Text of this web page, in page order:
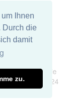
Ihnen
Durch die
damit
zu.
Haftung für die
DDDEasy 2024